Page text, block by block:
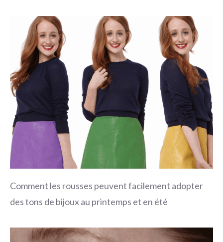
Comment les rousses peuvent facilement adopter
des tons de bijoux au printemps et en été